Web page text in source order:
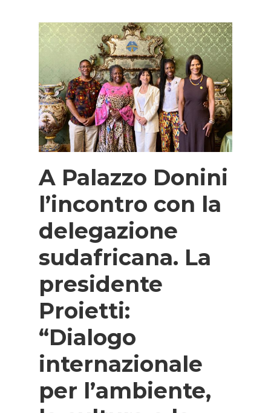
A Palazzo Donini
l’incontro con la
delegazione
sudafricana. La
presidente
Proietti:
“Dialogo
internazionale
per l’ambiente,